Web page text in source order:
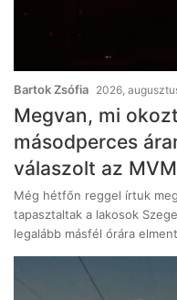
Bartok Zsófia 2026,
Megvan, mi
másodperces
válaszolt az MVM
Még hétfőn reggel írtuk
tapasztaltak a lakosok
legalább másfél órára